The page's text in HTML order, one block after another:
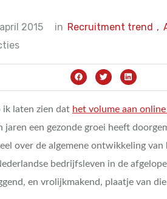
2015 in Recruitment trend ,
ik laten zien dat het volume aan
jaren een gezonde groei heeft
over de algemene ontwikkeling
bedrijfsleven in de
en vrolijkmakend, plaatje van